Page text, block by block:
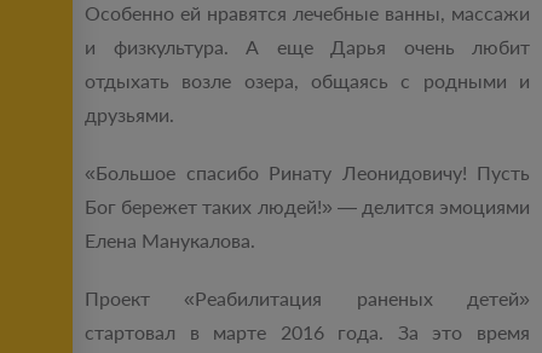
Особенно ей нравятся лечебные ванны, массажи
и физкультура. А еще Дарья очень любит
отдыхать возле озера, общаясь с родными и
друзьями.
«Большое спасибо Ринату Леонидовичу! Пусть
Бог бережет таких людей!» — делится эмоциями
Елена Манукалова.
Проект «Реабилитация раненых детей»
стартовал в марте 2016 года. За это время